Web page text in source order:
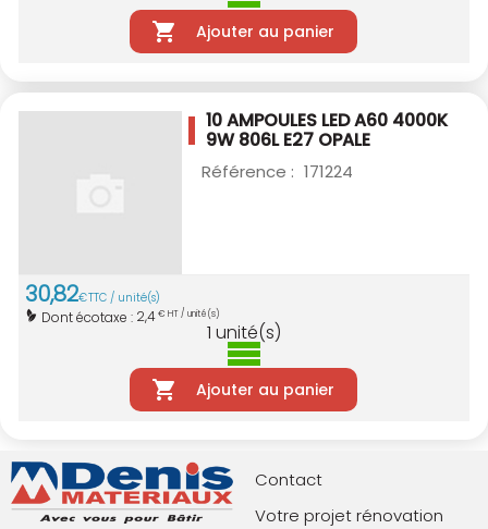
Ajouter au panier
10 AMPOULES LED A60 4000K
9W 806L E27 OPALE
Référence : 171224
30,82€TTC / unité(s)
Dont écotaxe : 2,4€ HT / unité(s)
1 unité(s)
Ajouter au panier
Contact
Votre projet rénovation